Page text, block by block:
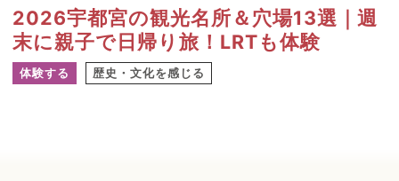
2026宇都宮の観光名所＆穴場13選｜週
末に親子で日帰り旅！LRTも体験
体験する 歴史・文化を感じる